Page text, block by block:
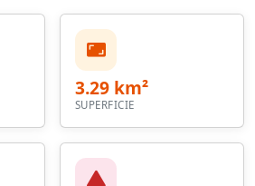
3.29 km²
SUPERFICIE